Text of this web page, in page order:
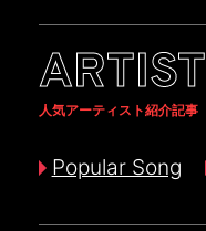
ARTIST
人気アーティスト紹介記事
Popular Song